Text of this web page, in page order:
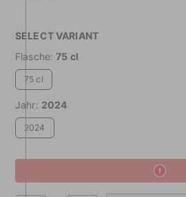
SELECT VARIANT
Flasche: 75 cl
75 cl
Jahr: 2024
2024